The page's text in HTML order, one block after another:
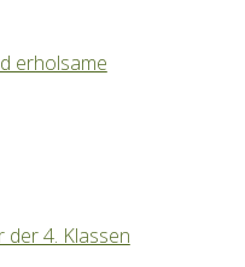
erholsame
der 4. Klassen